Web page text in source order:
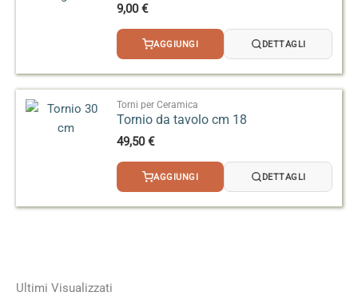
9,00€
AGGIUNGI DETTAGLI
Torni per Ceramica
Tornio da tavolo cm 18
49,50€
AGGIUNGI DETTAGLI
Ultimi Visualizzati